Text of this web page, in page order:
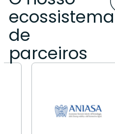
ecossistema
de
parceiros